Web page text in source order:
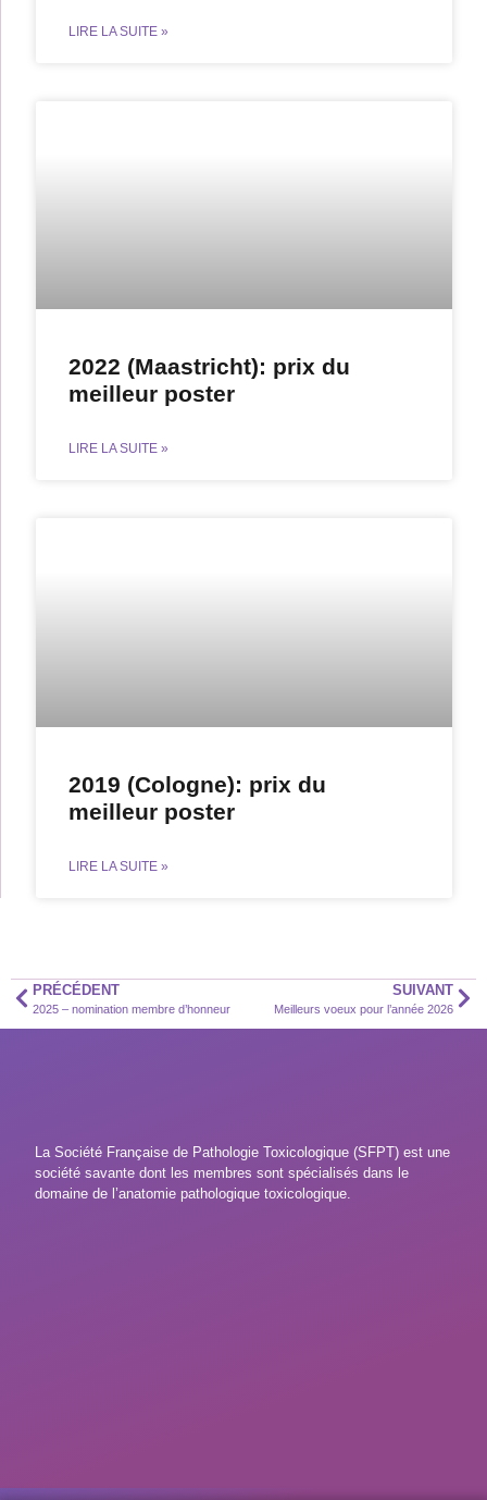
LIRE LA SUITE »
2022 (Maastricht): prix du
meilleur poster
LIRE LA SUITE »
2019 (Cologne): prix du
meilleur poster
LIRE LA SUITE »
PRÉCÉDENT
2025 – nomination membre d’honneur
SUIVANT
Meilleurs voeux pour l’année 2026
La Société Française de Pathologie Toxicologique (SFPT) est une
société savante dont les membres sont spécialisés dans le
domaine de l’anatomie pathologique toxicologique.